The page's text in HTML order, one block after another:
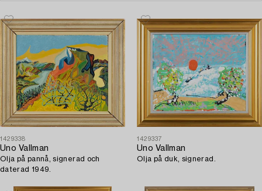
1429338
Uno Vallman
Olja på pannå, signerad och
daterad 1949.
1429337
Uno Vallman
Olja på duk, signerad.